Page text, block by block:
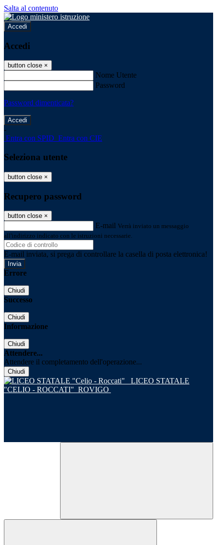
Salta al contenuto
Accedi
Accedi
button close ×
Nome Utente
Password
Password dimenticata?
-
Entra con SPID Entra con CIE
Seleziona utente
button close ×
Recupero password
button close ×
E-mail Verrà inviato un messaggio
all'indirizzo indicato con le istruzioni necessarie.
E-mail inviata, si prega di controllare la casella di posta elettronica!
Errore
Chiudi
Successo
Chiudi
Informazione
Chiudi
Attendere...
Attendere il completamento dell'operazione...
Chiudi
LICEO STATALE
"CELIO - ROCCATI" ROVIGO